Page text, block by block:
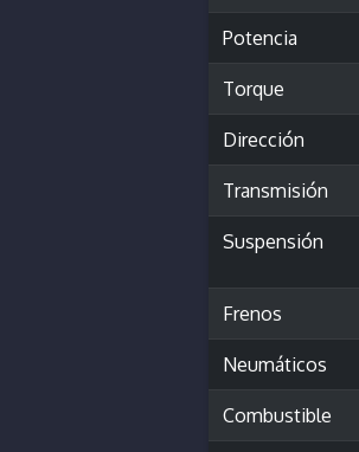
Potencia
Torque
Dirección
Transmisión
Suspensión
Frenos
Neumáticos
Combustible